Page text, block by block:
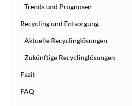
Trends und Prognosen
Recycling und Entsorgung
Aktuelle Recyclinglösungen
Zukünftige Recyclinglösungen
Fazit
FAQ